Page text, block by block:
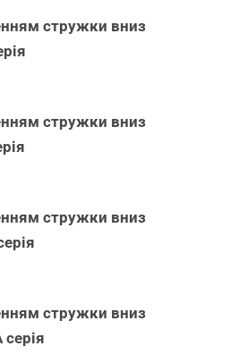
стружки вниз
стружки вниз
стружки вниз
стружки вниз